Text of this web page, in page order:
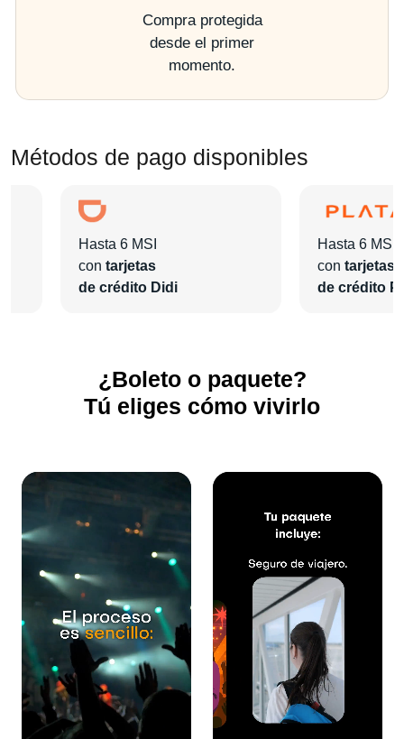
Compra protegida
desde el primer
momento.
Métodos de pago disponibles
Hasta 6 MSI
con tarjetas
de crédito Didi
Hasta 6 MSI
con tarjetas
de crédito
¿Boleto o paquete?
Tú eliges cómo vivirlo